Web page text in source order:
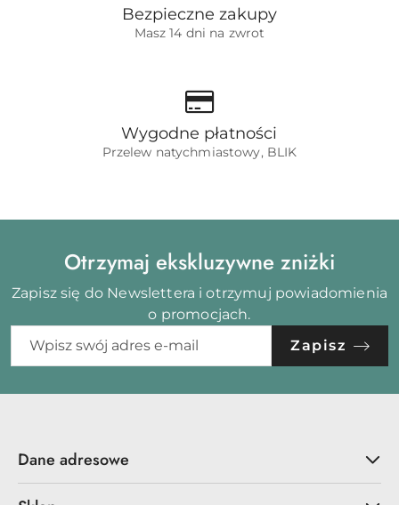
Bezpieczne zakupy
Masz 14 dni na zwrot
Wygodne płatności
Przelew natychmiastowy, BLIK
Otrzymaj ekskluzywne zniżki
Zapisz się do Newslettera i otrzymuj powiadomienia
o promocjach.
Zapisz
Dane adresowe